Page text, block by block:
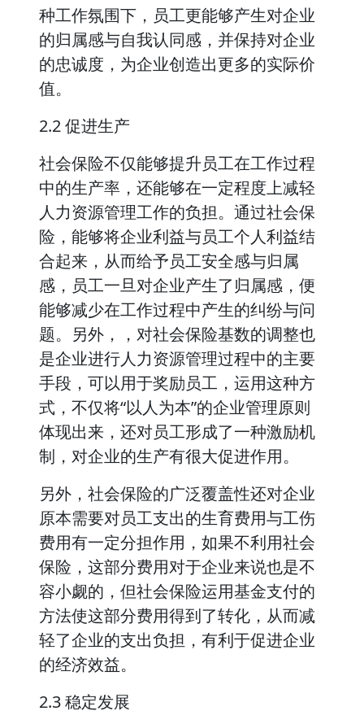
种工作氛围下，员工更能够产生对企业
的归属感与自我认同感，并保持对企业
的忠诚度，为企业创造出更多的实际价
值。
2.2 促进生产
社会保险不仅能够提升员工在工作过程
中的生产率，还能够在一定程度上减轻
人力资源管理工作的负担。通过社会保
险，能够将企业利益与员工个人利益结
合起来，从而给予员工安全感与归属
感，员工一旦对企业产生了归属感，便
能够减少在工作过程中产生的纠纷与问
题。另外，，对社会保险基数的调整也
是企业进行人力资源管理过程中的主要
手段，可以用于奖励员工，运用这种方
式，不仅将“以人为本”的企业管理原则
体现出来，还对员工形成了一种激励机
制，对企业的生产有很大促进作用。
另外，社会保险的广泛覆盖性还对企业
原本需要对员工支出的生育费用与工伤
费用有一定分担作用，如果不利用社会
保险，这部分费用对于企业来说也是不
容小觑的，但社会保险运用基金支付的
方法使这部分费用得到了转化，从而减
轻了企业的支出负担，有利于促进企业
的经济效益。
2.3 稳定发展